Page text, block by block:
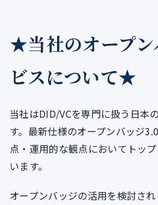
★当社のオープン
ビスについて★
当社はDID/VCを専門に扱う日本
す。最新仕様のオープンバッジ
点・運用的な観点においてトッ
います。
オープンバッジの活用を検討さ